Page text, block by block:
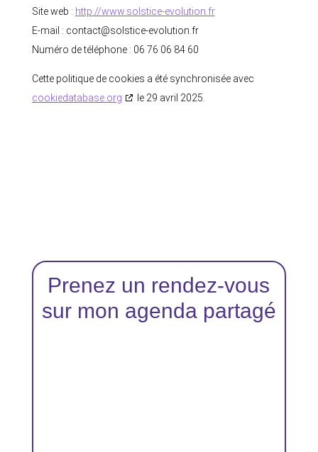
Site web : http://www.solstice-evolution.fr
E-mail : contact@solstice-evolution.fr
Numéro de téléphone : 06 76 06 84 60
Cette politique de cookies a été synchronisée avec
cookiedatabase.org
le 29 avril 2025.
Prenez un rendez-vous
sur mon agenda partagé